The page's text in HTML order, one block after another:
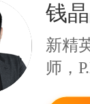
钱
新精
师，